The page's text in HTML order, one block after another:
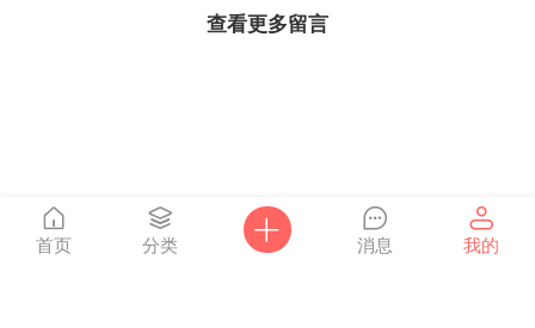
查看更多留言
首页 分类 消息 我的